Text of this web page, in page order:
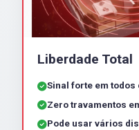
Liberdade Total
Sinal forte em todos
Zero travamentos
Pode usar vários